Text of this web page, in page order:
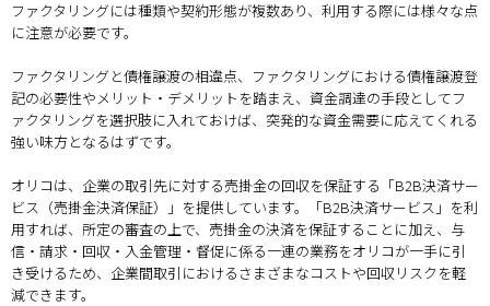
ファクタリングには種類や契約形態が複数あり、利用する際には様々な点
に注意が必要です。
ファクタリングと債権譲渡の相違点、ファクタリングにおける債権譲渡登
記の必要性やメリット・デメリットを踏まえ、資金調達の手段としてフ
ァクタリングを選択肢に入れておけば、突発的な資金需要に応えてくれる
強い味方となるはずです。
オリコは、企業の取引先に対する売掛金の回収を保証する「B2B決済サー
ビス（売掛金決済保証）」を提供しています。「B2B決済サービス」を利
用すれば、所定の審査の上で、売掛金の決済を保証することに加え、与
信・請求・回収・入金管理・督促に係る一連の業務をオリコが一手に引
き受けるため、企業間取引におけるさまざまなコストや回収リスクを軽
減できます。